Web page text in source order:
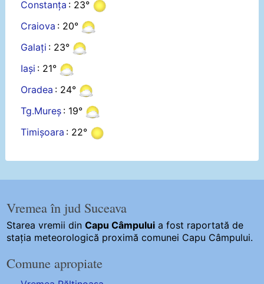
Constanța : 23°
Craiova : 20°
Galați : 23°
Iași : 21°
Oradea : 24°
Tg.Mureș : 19°
Timișoara : 22°
Vremea în jud Suceava
Starea vremii dinCapu Câmpului a fost raportată de
stația meteorologică proximă comunei Capu Câmpului.
Comune apropiate